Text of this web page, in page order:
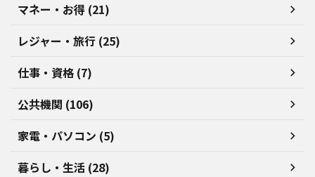
マネー・お得 (21)
レジャー・旅行 (25)
仕事・資格 (7)
公共機関 (106)
家電・パソコン (5)
暮らし・生活 (28)